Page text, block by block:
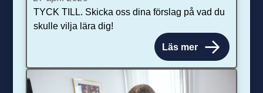
TYCK TILL. Skicka oss dina förslag på vad du
skulle vilja lära dig!
Läs mer